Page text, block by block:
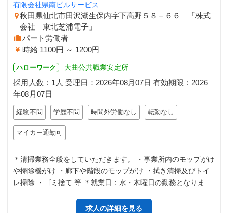
有限会社県南ビルサービス
秋田県仙北市田沢湖生保内字下高野５８－６６ 「株式
会社 東北芝浦電子」
パート労働者
時給 1100円 ～ 1200円
ハローワーク 大曲公共職業安定所
採用人数：1人 受理日： 2026年08月07日 有効期限： 2026
年08月07日
経験不問 学歴不問 時間外労働なし 転勤なし
マイカー通勤可
＊清掃業務全般をしていただきます。 ・事業所内のモップがけ
や掃除機がけ ・廊下や階段のモップがけ ・拭き清掃及びトイ
レ掃除 ・ゴミ捨て 等 ＊就業日：水・木曜日の勤務となりま
求人の詳細を見る